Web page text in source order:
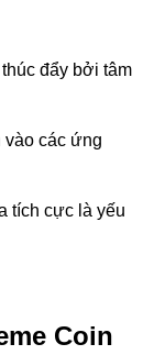
đẩy bởi tâm
vào các ứng
tích cực là yếu
Coin